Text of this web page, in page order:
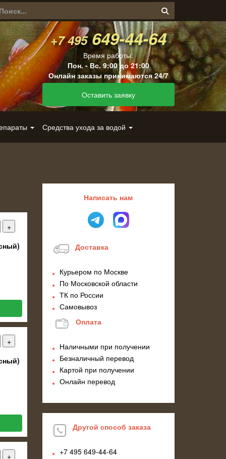
+7 495649-44-64
Время работы:
Пон. - Вс. 9:00 до 21:00
Онлайн заказы принимаются 24/7
Оставить заявку
Средства ухода за водой
Написать нам
Доставка
Курьером по Москве
По Московской области
ТК по России
Самовывоз
Оплата
Наличными при получении
Безналичный перевод
Картой при получении
Онлайн перевод
Другой способ заказа
+7 495649-44-64